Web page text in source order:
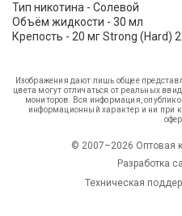
Тип никотина - Солевой
Объём жидкости - 30 мл
Крепость - 20 мг Strong (Hard)
Изображения дают лишь общее
цвета могут отличаться от реальных
мониторов. Вся информация,
информационный характер и ни при
© 2007–2026 Оптовая
Разработка
Техническая